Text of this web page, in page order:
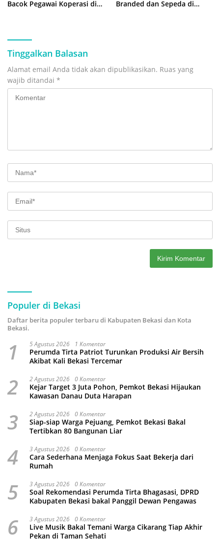
Bacok Pegawai Koperasi di
Branded dan Sepeda di
Tinggalkan Balasan
Alamat email Anda tidak akan dipublikasikan. Ruas yang
wajib ditandai *
Populer di Bekasi
Daftar berita populer terbaru di Kabupaten Bekasi dan Kota
Bekasi.
1 5 Agustus 2026 1 Komentar
Perumda Tirta Patriot Turunkan Produksi Air Bersih
Akibat Kali Bekasi Tercemar
2 2 Agustus 2026 0 Komentar
Kejar Target 3 Juta Pohon, Pemkot Bekasi Hijaukan
Kawasan Danau Duta Harapan
3 2 Agustus 2026 0 Komentar
Siap-siap Warga Pejuang, Pemkot Bekasi Bakal
Tertibkan 80 Bangunan Liar
4 3 Agustus 2026 0 Komentar
Cara Sederhana Menjaga Fokus Saat Bekerja dari
Rumah
5 3 Agustus 2026 0 Komentar
Soal Rekomendasi Perumda Tirta Bhagasasi, DPRD
Kabupaten Bekasi bakal Panggil Dewan Pengawas
6 3 Agustus 2026 0 Komentar
Live Musik Bakal Temani Warga Cikarang Tiap Akhir
Pekan di Taman Sehati